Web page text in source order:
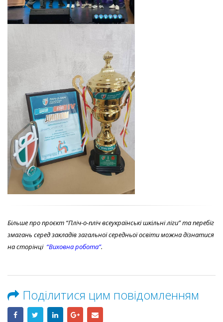
Більше про проєкт “Пліч-о-пліч всеукраїнські шкільні ліги” та перебіг
змагань серед закладів загальної середньої освіти можна дізнатися
на сторінці “Виховна робота”.
Поділитися цим повідомленням